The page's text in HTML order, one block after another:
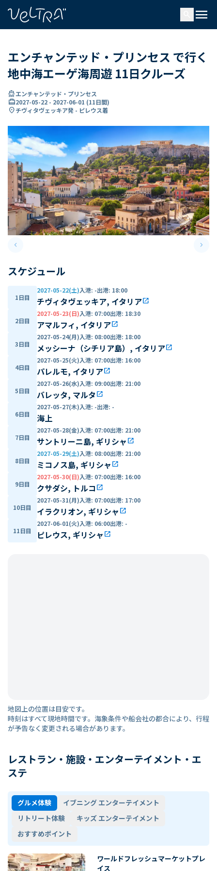
menu
エンチャンテッド・プリンセス で行く
地中海エーゲ海周遊 11日クルーズ
directions_boatエンチャンテッド・プリンセス
card_travel2027-05-22 - 2027-06-01 (11日間)
location_onチヴィタヴェッキア発 - ピレウス着
keyboard_arrow_leftPrevious slide keyboard_arrow_right
スケジュール
1日目
2027-05-22(土)入港: -出港: 18:00
チヴィタヴェッキア, イタリアopen_in_new
2日目
2027-05-23(日)入港: 07:00出港: 18:30
アマルフィ, イタリアopen_in_new
3日目
2027-05-24(月)入港: 08:00出港: 18:00
メッシーナ（シチリア島）, イタリアopen_in_new
4日目
2027-05-25(火)入港: 07:00出港: 16:00
パレルモ, イタリアopen_in_new
5日目
2027-05-26(水)入港: 09:00出港: 21:00
バレッタ, マルタopen_in_new
6日目
2027-05-27(木)入港: -出港: -
海上
7日目
2027-05-28(金)入港: 07:00出港: 21:00
サントリーニ島, ギリシャ open_in_new
8日目
2027-05-29(土)入港: 08:00出港: 21:00
ミコノス島, ギリシャ open_in_new
9日目
2027-05-30(日)入港: 07:00出港: 16:00
クサダシ, トルコ open_in_new
10日目
2027-05-31(月)入港: 07:00出港: 17:00
イラクリオン, ギリシャ open_in_new
11日目
2027-06-01(火)入港: 06:00出港: -
ピレウス, ギリシャ open_in_new
地図上の位置は目安です。
時刻はすべて現地時間です。海象条件や船会社の都合により、行程
が予告なく変更される場合があります。
レストラン・施設・エンターテイメント・エ
ステ
グルメ体験
イブニング エンターテイメント
リトリート体験
キッズ エンターテイメント
おすすめポイント
ワールドフレッシュマーケットプレ
イス